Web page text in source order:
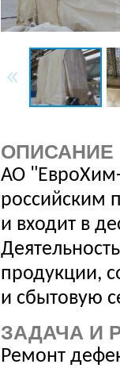
ОПИСАНИЕ
АО
российским
и входит в
продукции,
и сбытовую
ЗАДАЧА И
Ремонт